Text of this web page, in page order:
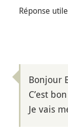
Réponse
Bonjour
C’est
Je vais